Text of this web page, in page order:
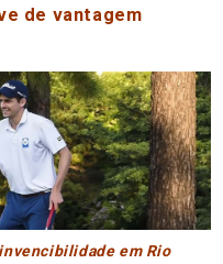
de vantagem
em Rio